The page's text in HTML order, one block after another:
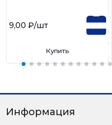
9,00 ₽/шт
Купить
Информация